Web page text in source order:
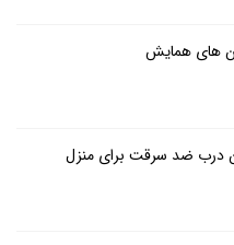
برای منزل